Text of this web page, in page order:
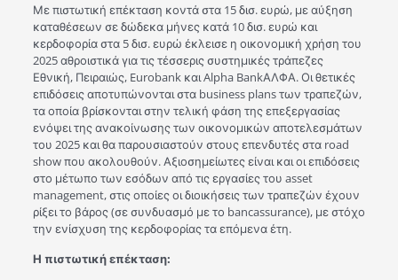
Με πιστωτική επέκταση κοντά στα 15 δισ. ευρώ, με αύξηση
καταθέσεων σε δώδεκα μήνες κατά 10 δισ. ευρώ και
κερδοφορία στα 5 δισ. ευρώ έκλεισε η οικονομική χρήση του
2025 αθροιστικά για τις τέσσερις συστημικές τράπεζες
Εθνική, Πειραιώς, Eurobank και Alpha BankΑΛΦΑ. Οι θετικές
επιδόσεις αποτυπώνονται στα business plans των τραπεζών,
τα οποία βρίσκονται στην τελική φάση της επεξεργασίας
ενόψει της ανακοίνωσης των οικονομικών αποτελεσμάτων
του 2025 και θα παρουσιαστούν στους επενδυτές στα road
show που ακολουθούν. Αξιοσημείωτες είναι και οι επιδόσεις
στο μέτωπο των εσόδων από τις εργασίες του asset
management, στις οποίες οι διοικήσεις των τραπεζών έχουν
ρίξει το βάρος (σε συνδυασμό με το bancassurance), με στόχο
την ενίσχυση της κερδοφορίας τα επόμενα έτη.
Η πιστωτική επέκταση: